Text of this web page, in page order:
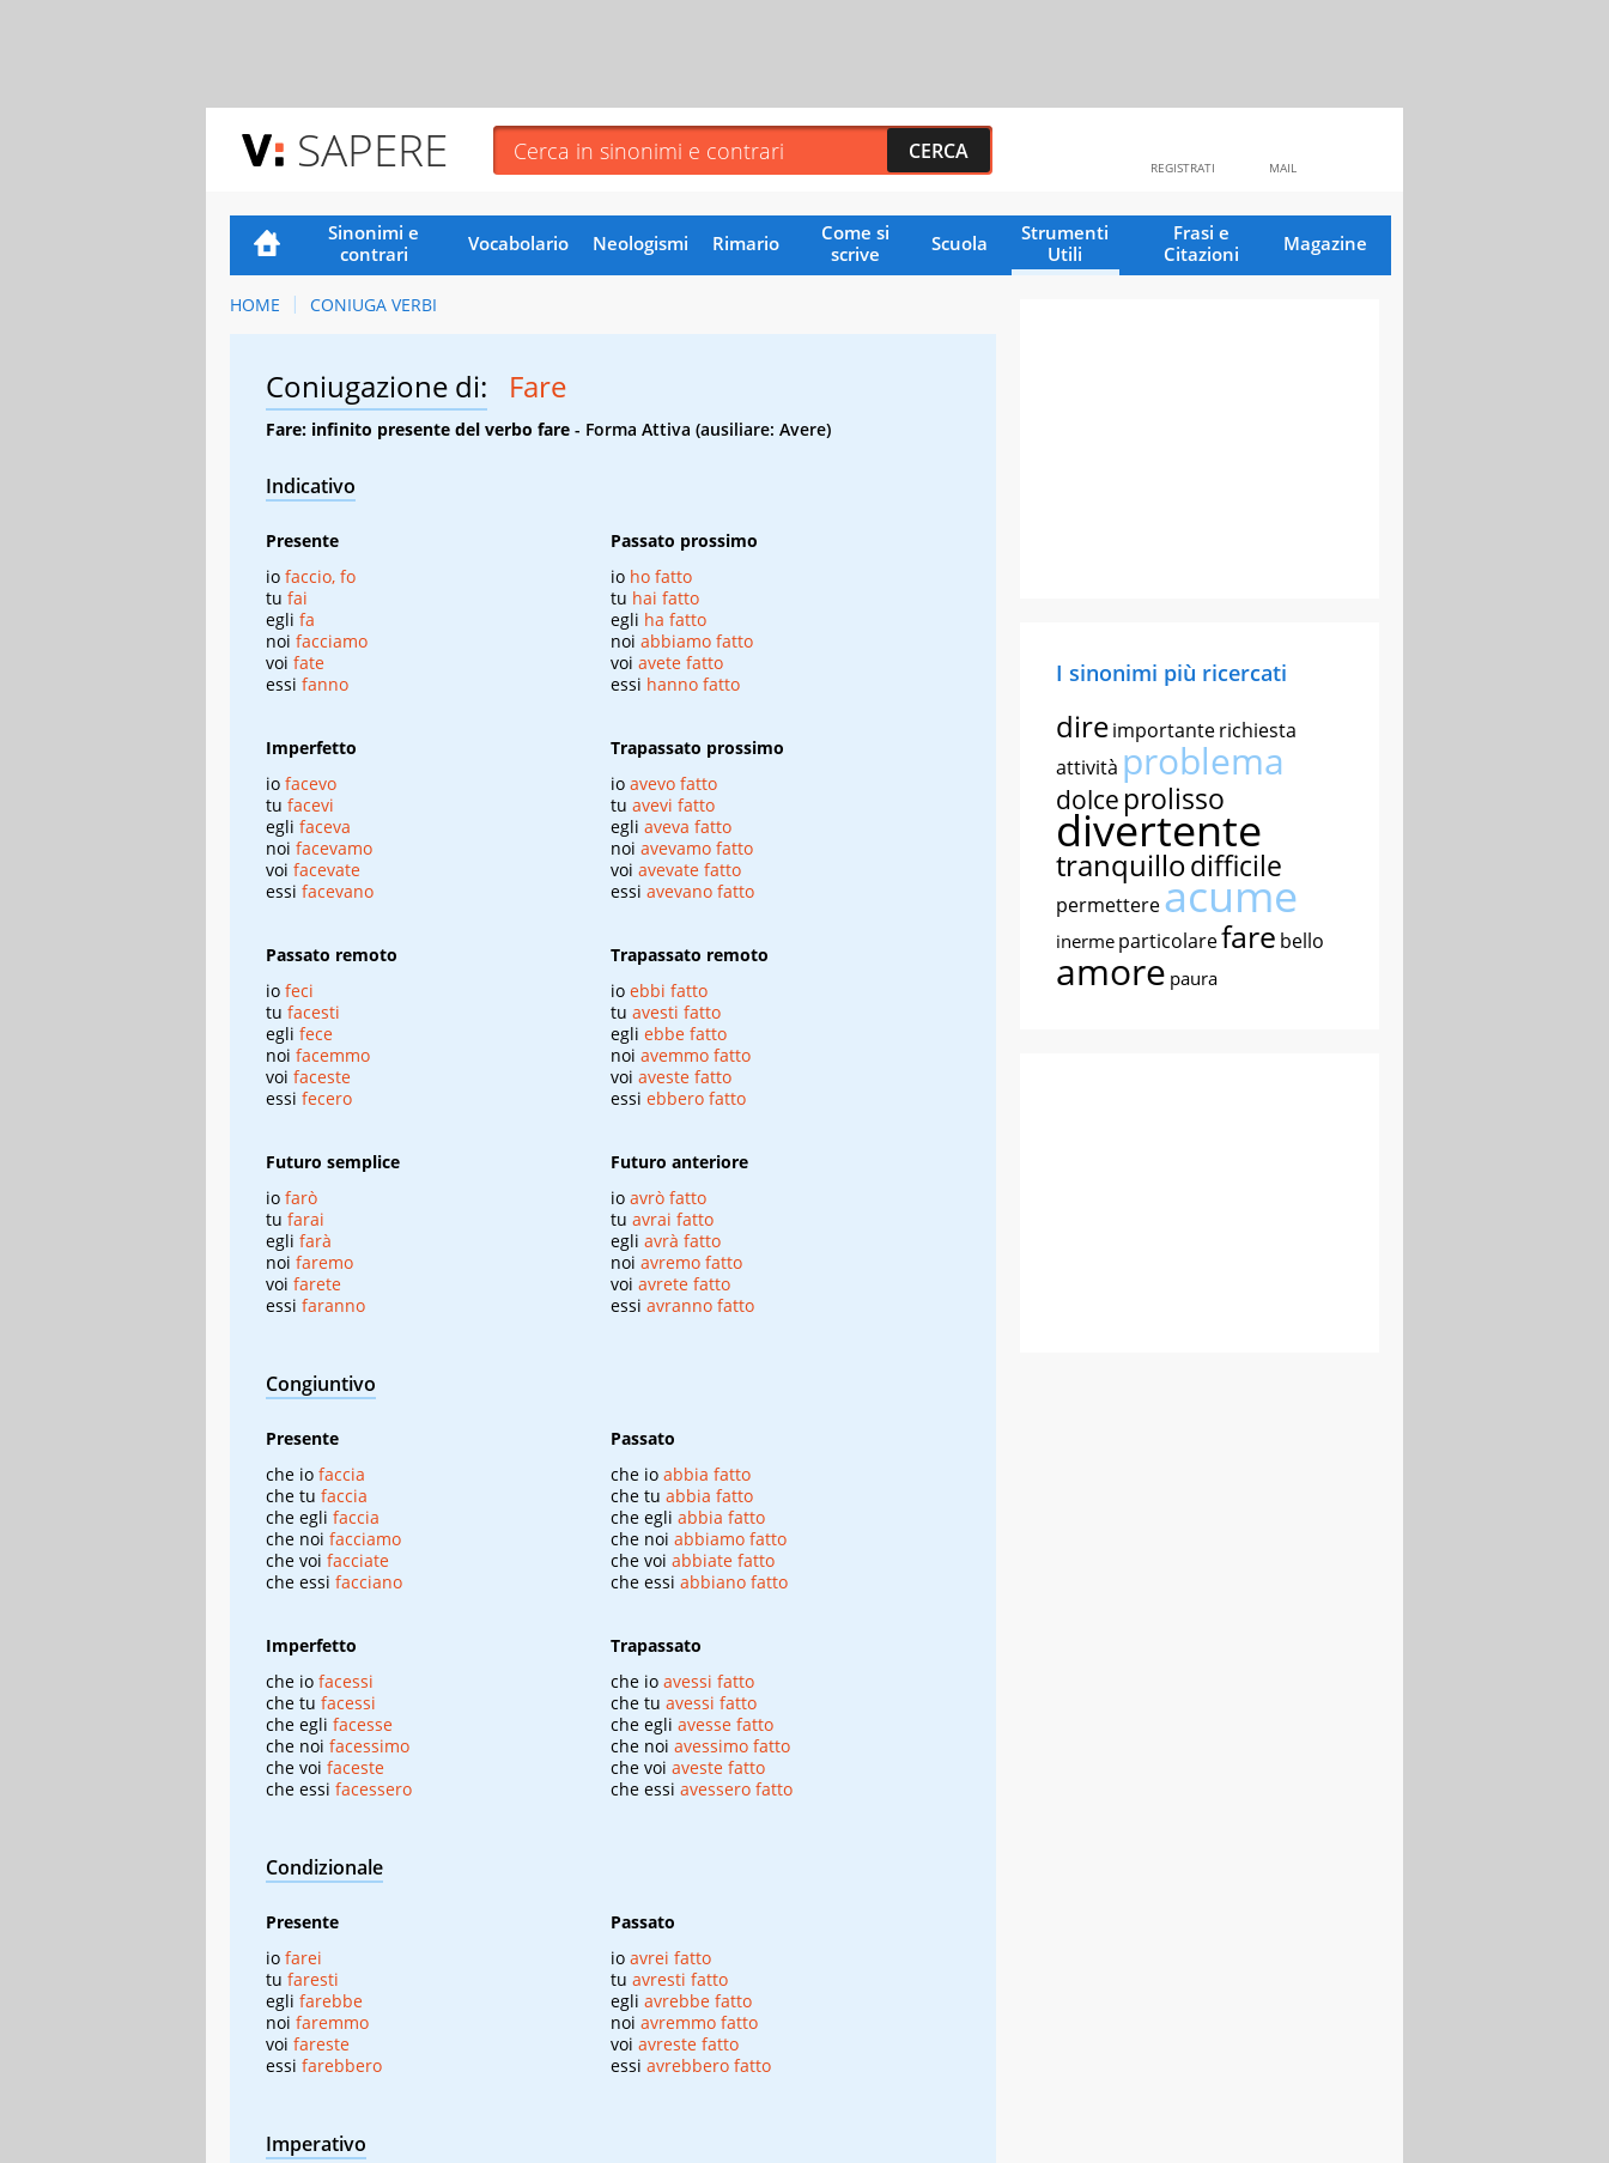
SAPERE MAIL
REGISTRATI
Sinonimi e
contrari
Vocabolario Neologismi Rimario
Come si
scrive
Scuola
Strumenti
Utili
Frasi e
Citazioni
Magazine
HOME CONIUGA VERBI
Coniugazione di: Fare
Fare: infinito presente del verbo fare - Forma Attiva (ausiliare: Avere)
Indicativo
Presente
io faccio, fo
tu fai
egli fa
noi facciamo
voi fate
essi fanno
Passato prossimo
io ho fatto
tu hai fatto
egli ha fatto
noiabbiamo fatto
voiavete fatto
essi hanno fatto
Imperfetto
io facevo
tu facevi
egli faceva
noi facevamo
voi facevate
essi facevano
Trapassato prossimo
ioavevo fatto
tuavevi fatto
egliaveva fatto
noiavevamo fatto
voiavevate fatto
essiavevano fatto
Passato remoto
io feci
tu facesti
egli fece
noi facemmo
voi faceste
essi fecero
Trapassato remoto
ioebbi fatto
tuavesti fatto
egliebbe fatto
noiavemmo fatto
voiaveste fatto
essiebbero fatto
Futuro semplice
io farò
tu farai
egli farà
noi faremo
voi farete
essi faranno
Futuro anteriore
ioavrò fatto
tuavrai fatto
egliavrà fatto
noiavremo fatto
voiavrete fatto
essiavranno fatto
Congiuntivo
Presente
che io faccia
che tu faccia
che egli faccia
che noi facciamo
che voi facciate
che essi facciano
Passato
che ioabbia fatto
che tuabbia fatto
che egliabbia fatto
che noiabbiamo fatto
che voiabbiate fatto
che essiabbiano fatto
Imperfetto
che io facessi
che tu facessi
che egli facesse
che noi facessimo
che voi faceste
che essi facessero
Trapassato
che ioavessi fatto
che tuavessi fatto
che egliavesse fatto
che noiavessimo fatto
che voiaveste fatto
che essiavessero fatto
Condizionale
Presente
io farei
tu faresti
egli farebbe
noi faremmo
voi fareste
essi farebbero
Passato
ioavrei fatto
tuavresti fatto
egliavrebbe fatto
noiavremmo fatto
voiavreste fatto
essiavrebbero fatto
Imperativo
I sinonimi più ricercati
direimportanterichiesta
attività problema
dolce prolisso
divertente
tranquillodifficile
permettereacume
inerme particolarefare bello
amore paura